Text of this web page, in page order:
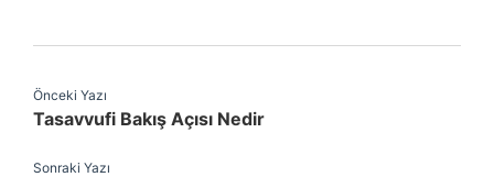
Önceki Yazı
Tasavvufi Bakış Açısı Nedir
Sonraki Yazı